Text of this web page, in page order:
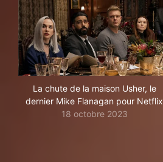
La chute de la maison Usher, le
dernier Mike Flanagan pour Netflix
18 octobre 2023